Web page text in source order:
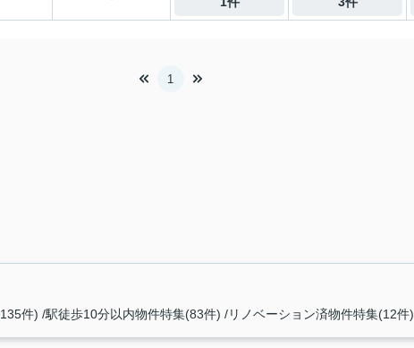
1
件) 駅徒歩10分以内物件特集(83件) リノベーション済物件特集(12件)